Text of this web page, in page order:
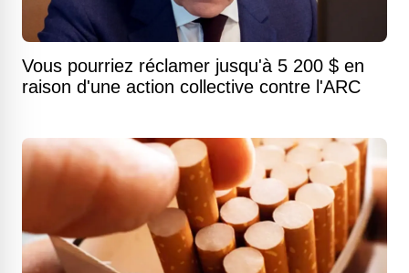
Vous pourriez réclamer jusqu'à 5 200 $ en
raison d'une action collective contre l'ARC